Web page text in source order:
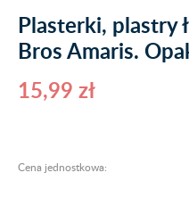
Plasterki, plastry
Bros Amaris.
15,99 zł
Cena jednostkowa: